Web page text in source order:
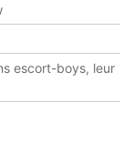
escort-boys, leur